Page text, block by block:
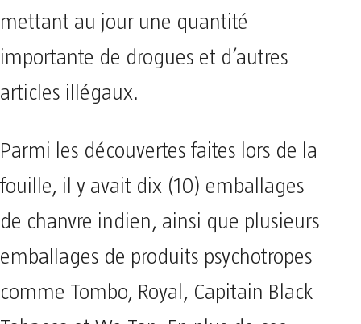
mettant au jour une quantité
importante de drogues et d’autres
articles illégaux.
Parmi les découvertes faites lors de la
fouille, il y avait dix (10) emballages
de chanvre indien, ainsi que plusieurs
emballages de produits psychotropes
comme Tombo, Royal, Capitain Black